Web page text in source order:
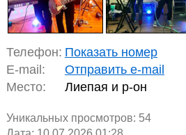
Телефон: Показать номер
E-mail:
Отправить e-mail
Место:
Лиепая и р-он
Уникальных просмотров: 54